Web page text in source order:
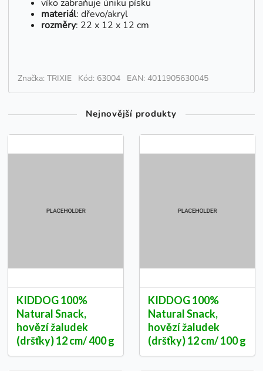
víko zabraňuje úniku písku
materiál: dřevo/akryl
rozměry: 22 x 12 x 12 cm
Značka: TRIXIE Kód: 63004 EAN: 4011905630045
Nejnovější produkty
KIDDOG 100%
Natural Snack,
hovězí žaludek
(dršťky) 12 cm/ 400 g
KIDDOG 100%
Natural Snack,
hovězí žaludek
(dršťky) 12 cm/ 100 g